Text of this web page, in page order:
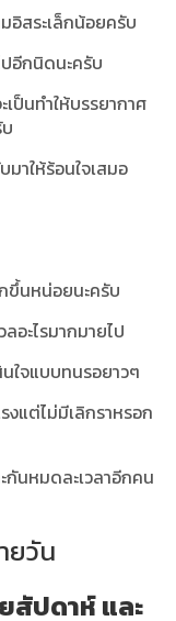
สระเล็กน้อยครับ
อีกนิดนะครับ
เป็นทำให้บรรยากาศ
าให้ร้อนใจเสมอ
ขึ้นหน่อยนะครับ
อะไรมากมายไป
ใจแบบทนรอยาวๆ
งแต่ไม่มีเลิกราหรอก
นหมดละเวลาอีกคน
ยวัน
สัปดาห์ และ